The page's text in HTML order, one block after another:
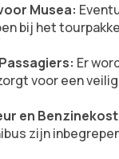
Musea:
bij het
Er
voor een
en
zijn